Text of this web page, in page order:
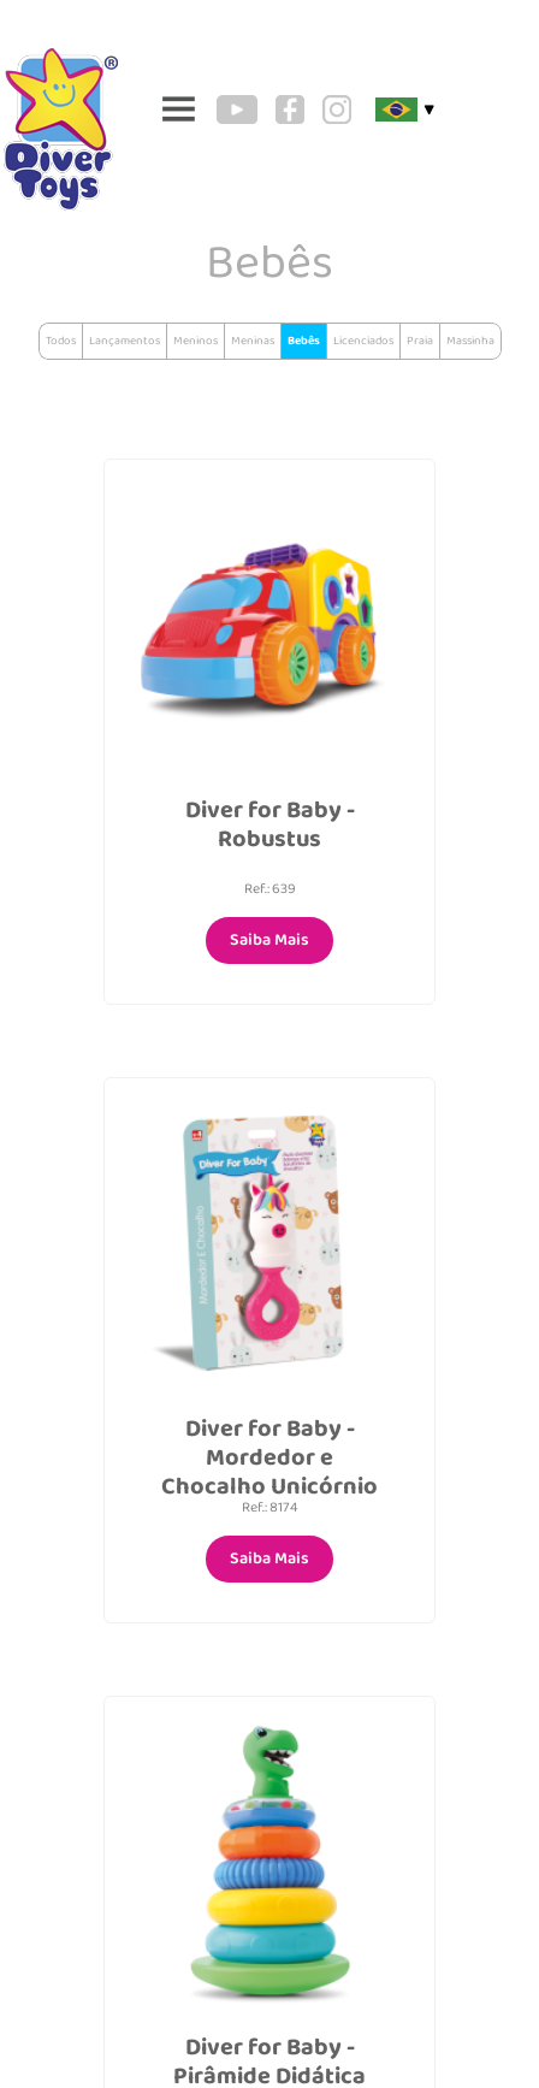
▼
Bebês
Todos Lançamentos Meninos Meninas Bebês Licenciados Praia Massinha
Diver for Baby -
Robustus
Ref.: 639
Saiba Mais
Diver for Baby -
Mordedor e
Chocalho Unicórnio
Ref.: 8174
Saiba Mais
Diver for Baby -
Pirâmide Didática